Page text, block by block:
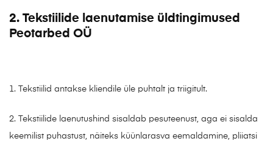
2. Tekstiilide laenutamise üldtingimused
Peotarbed OÜ
1. Tekstiilid antakse kliendile üle puhtalt ja triigitult.
2. Tekstiilide laenutushind sisaldab pesuteenust, aga ei sisalda
keemilist puhastust, näiteks küünlarasva eemaldamine, pliiatsi